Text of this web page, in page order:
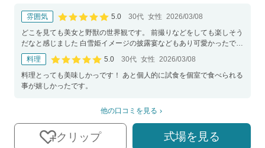
雰囲気
口コミ評価
5.0 30代 女性 2026/03/08
どこを見ても美女と野獣の世界観です。 前撮りなどをしても楽しそう
だなと感じました 白雪姫イメージの披露宴などもあり可愛かったで
す。
料理
口コミ評価
5.0 30代 女性 2026/03/08
料理とっても美味しかっです！ あと個人的に試食を個室で食べられる
事が嬉しかったです。
他の口コミを見る
クリップ 式場を見る